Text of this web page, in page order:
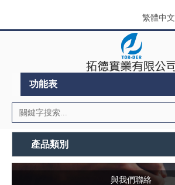
繁體中文
功能表
產品類別
與我們聯絡